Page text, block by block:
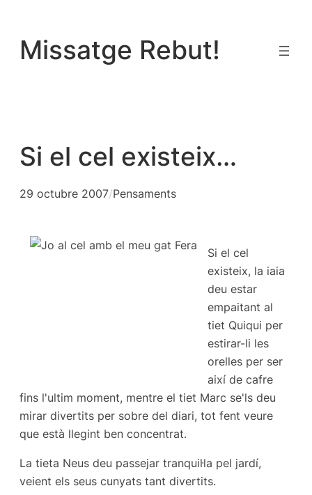
contingut
Missatge Rebut!
Si el cel existeix…
29 octubre 2007/Pensaments
Si el cel
existeix, la iaia
deu estar
empaitant al
tiet Quiqui per
estirar-li les
orelles per ser
així de cafre
fins l'ultim moment, mentre el tiet Marc se'ls deu
mirar divertits per sobre del diari, tot fent veure
que està llegint ben concentrat.
La tieta Neus deu passejar tranquil·la pel jardí,
veient els seus cunyats tant divertits.